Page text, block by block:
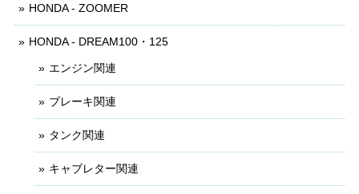
HONDA - ZOOMER
HONDA - DREAM100・125
エンジン関連
ブレーキ関連
タンク関連
キャブレター関連